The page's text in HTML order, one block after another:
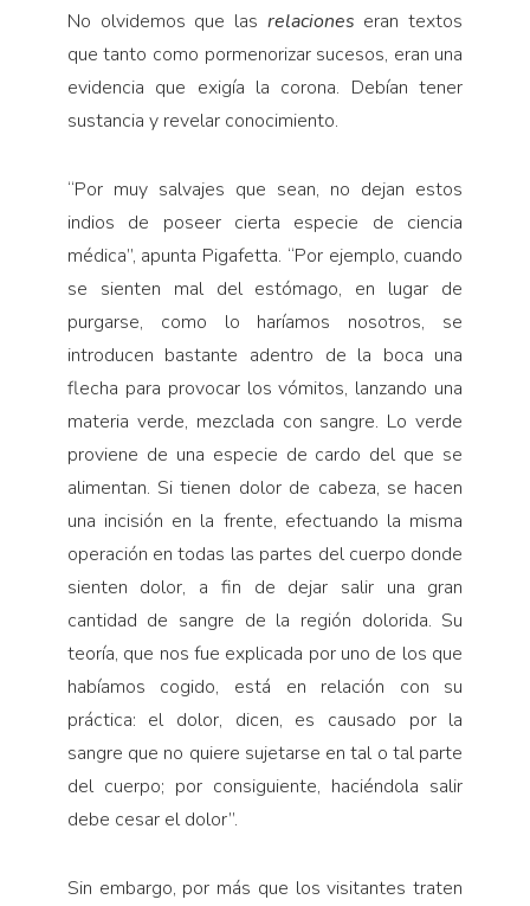
No olvidemos que las relaciones eran textos
que tanto como pormenorizar sucesos, eran una
eviden­cia que exigía la corona. Debían tener
sustancia y re­velar conocimiento.
“Por muy salvajes que sean, no dejan estos
indios de poseer cierta especie de ciencia
médica”, apun­ta Pigafetta. “Por ejemplo, cuando
se sienten mal del estómago, en lugar de
purgarse, como lo haría­mos nosotros, se
introducen bastante adentro de la boca una
flecha para provocar los vómitos, lanzando una
materia verde, mezclada con sangre. Lo verde
proviene de una especie de cardo del que se
alimen­tan. Si tienen dolor de cabeza, se hacen
una incisión en la frente, efectuando la misma
operación en todas las partes del cuerpo donde
sienten dolor, a fin de de­jar salir una gran
cantidad de sangre de la región do­lorida. Su
teoría, que nos fue explicada por uno de los que
habíamos cogido, está en relación con su
práctica: el dolor, dicen, es causado por la
sangre que no quiere sujetarse en tal o tal parte
del cuerpo; por consiguien­te, haciéndola salir
debe cesar el dolor”.
Sin embargo, por más que los visitantes traten